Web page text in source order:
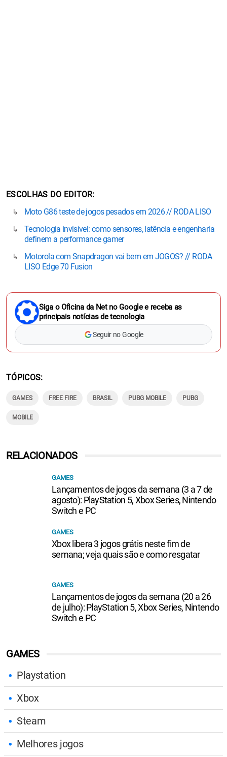
ESCOLHAS DO EDITOR
Moto G86 teste de jogos pesados em 2026 // RODA LISO
Tecnologia invisível: como sensores, latência e engenharia
definem a performance gamer
Motorola com Snapdragon vai bem em JOGOS? // RODA
LISO Edge 70 Fusion
Siga o Oficina da Net no Google e receba as
principais notícias de tecnologia
Seguir no Google
TÓPICOS
GAMES FREE FIRE BRASIL PUBG MOBILE PUBG
MOBILE
GAMES
Playstation
Xbox
Steam
Melhores jogos
RELACIONADOS
GAMES
Lançamentos de jogos da semana (3 a 7 de
agosto): PlayStation 5, Xbox Series, Nintendo
Switch e PC
GAMES
Xbox libera 3 jogos grátis neste fim de
semana; veja quais são e como resgatar
GAMES
Lançamentos de jogos da semana (20 a 26
de julho): PlayStation 5, Xbox Series, Nintendo
Switch e PC